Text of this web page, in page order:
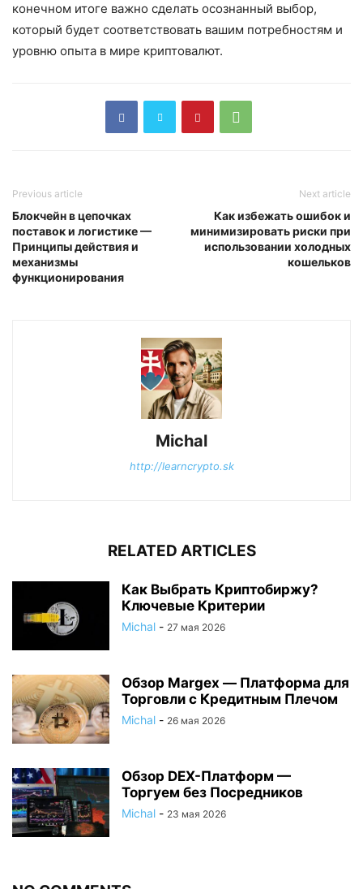
конечном итоге важно сделать осознанный выбор,
который будет соответствовать вашим потребностям и
уровню опыта в мире криптовалют.
Previous article
Блокчейн в цепочках
поставок и логистике —
Принципы действия и
механизмы
функционирования
Next article
Как избежать ошибок и
минимизировать риски при
использовании холодных
кошельков
Michal
http://learncrypto.sk
RELATED ARTICLES
Как Выбрать Криптобиржу?
Ключевые Критерии
Michal - 27 мая 2026
Обзор Margex — Платформа для
Торговли с Кредитным Плечом
Michal - 26 мая 2026
Обзор DEX-Платформ —
Торгуем без Посредников
Michal - 23 мая 2026